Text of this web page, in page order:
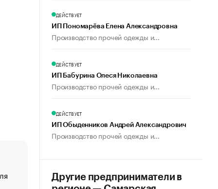
«От спорта тело стареет иначе». Как живет глава
создавшей GTA
ДЕЙСТВУЕТ
ИП Пономарёва Елена Александровна
Производство прочей одежды и...
ДЕЙСТВУЕТ
ИП Бабурина Олеся Николаевна
Производство прочей одежды и...
ДЕЙСТВУЕТ
ИП Обыденников Андрей Александрович
Производство прочей одежды и...
Другие предприниматели в